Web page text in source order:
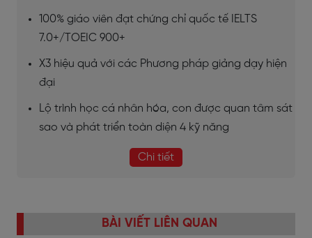
100% giáo viên đạt chứng chỉ quốc tế IELTS
7.0+/TOEIC 900+
X3 hiệu quả với các Phương pháp giảng dạy hiện
đại
Lộ trình học cá nhân hóa, con được quan tâm sát
sao và phát triển toàn diện 4 kỹ năng
Chi tiết
BÀI VIẾT LIÊN QUAN